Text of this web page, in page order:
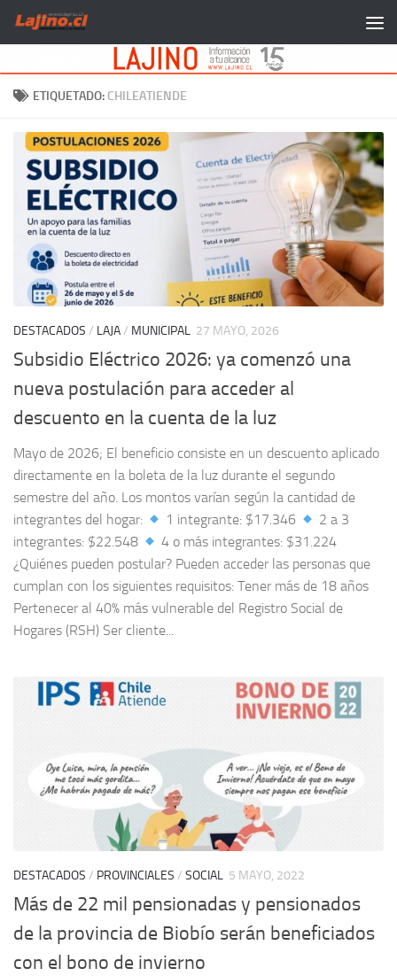
Saltar al contenido
ETIQUETADO: CHILEATIENDE
DESTACADOS / LAJA/ MUNICIPAL 27 MAYO, 2026
Subsidio Eléctrico 2026: ya comenzó una
nueva postulación para acceder al
descuento en la cuenta de la luz
Mayo de 2026; El beneficio consiste en un descuento aplicado
directamente en la boleta de la luz durante el segundo
semestre del año. Los montos varían según la cantidad de
integrantes del hogar:
1 integrante: $17.346
2 a 3
integrantes: $22.548
4 o más integrantes: $31.224
¿Quiénes pueden postular? Pueden acceder las personas que
cumplan con los siguientes requisitos: Tener más de 18 años
Pertenecer al 40% más vulnerable del Registro Social de
Hogares (RSH) Ser cliente...
DESTACADOS / PROVINCIALES / SOCIAL 5 MAYO, 2022
Más de 22 mil pensionadas y pensionados
de la provincia de Biobío serán beneficiados
con el bono de invierno